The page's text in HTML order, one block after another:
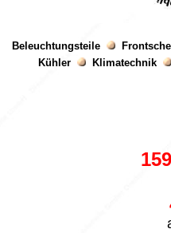
Beleuchtungsteile
Kühler
Klimatechnik